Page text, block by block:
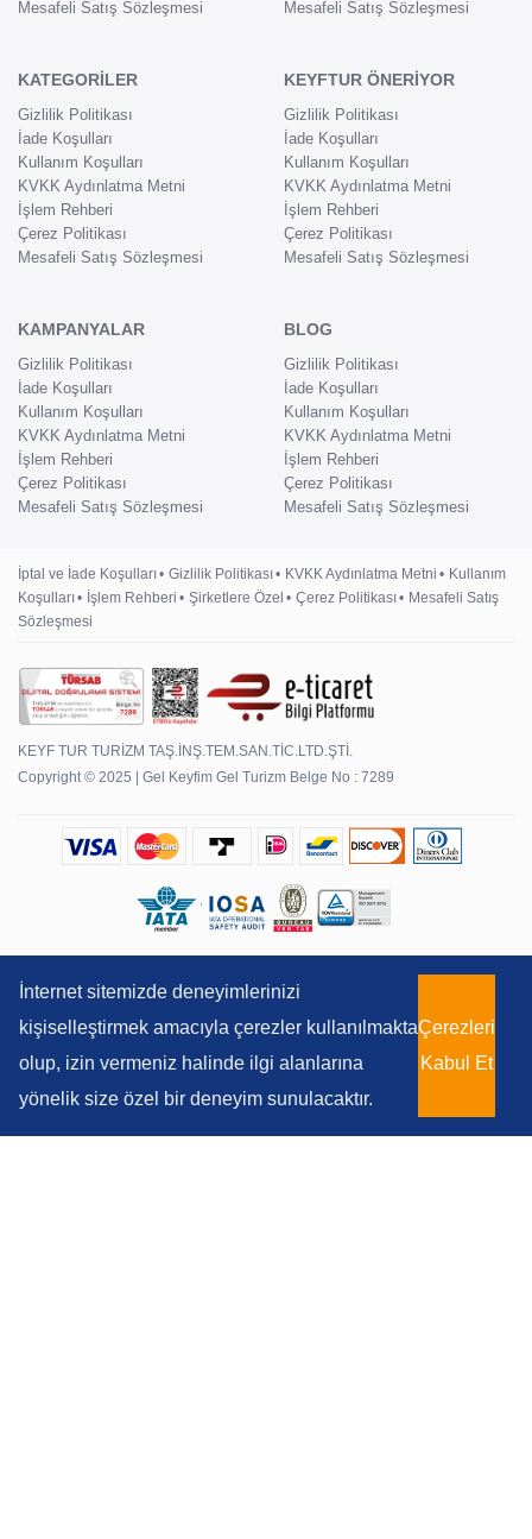
Mesafeli Satış Sözleşmesi
Mesafeli Satış Sözleşmesi
KATEGORİLER
Gizlilik Politikası
İade Koşulları
Kullanım Koşulları
KVKK Aydınlatma Metni
İşlem Rehberi
Çerez Politikası
Mesafeli Satış Sözleşmesi
KEYFTUR ÖNERİYOR
Gizlilik Politikası
İade Koşulları
Kullanım Koşulları
KVKK Aydınlatma Metni
İşlem Rehberi
Çerez Politikası
Mesafeli Satış Sözleşmesi
KAMPANYALAR
Gizlilik Politikası
İade Koşulları
Kullanım Koşulları
KVKK Aydınlatma Metni
İşlem Rehberi
Çerez Politikası
Mesafeli Satış Sözleşmesi
BLOG
Gizlilik Politikası
İade Koşulları
Kullanım Koşulları
KVKK Aydınlatma Metni
İşlem Rehberi
Çerez Politikası
Mesafeli Satış Sözleşmesi
İptal ve İade Koşulları Gizlilik Politikası KVKK Aydınlatma Metni
Kullanım
Koşulları
İşlem Rehberi Şirketlere Özel Çerez Politikası
Mesafeli Satış
Sözleşmesi
KEYF TUR TURİZM TAŞ.İNŞ.TEM.SAN.TİC.LTD.ŞTİ.
Copyright © 2025 | Gel Keyfim Gel Turizm Belge No : 7289
İnternet sitemizde deneyimlerinizi
kişiselleştirmek amacıyla çerezler kullanılmakta
olup, izin vermeniz halinde ilgi alanlarına
yönelik size özel bir deneyim sunulacaktır.
Çerezleri
Kabul Et